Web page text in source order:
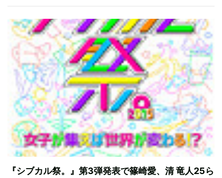
『シブカル祭。』第3弾発表で篠崎愛、清 竜人25ら